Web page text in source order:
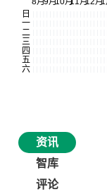
资讯
智库
评论